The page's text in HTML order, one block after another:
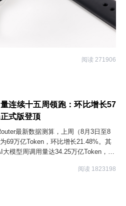
阅读 271906
连续十五周领跑：环比增长57
式版登顶
最新数据测算，上周（8月3日至8
69万亿Token，环比增长21.48%。其
模型周调用量达34.25万亿Token，环
量连续十五周超过美国，稳居全球首
即DeepSeek-V4-Flash正式版）位居第
环比增长570%；腾讯Hy3位居第二，
阅读 1823198